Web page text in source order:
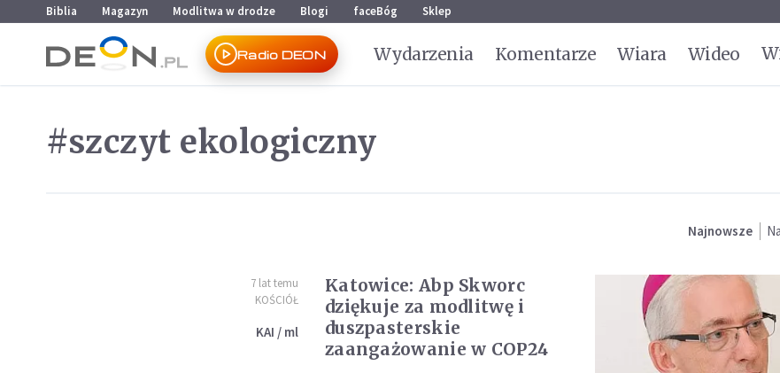
Przejdź do menu głównego
Przejdź do treści
Biblia Magazyn Modlitwa w drodze Blogi faceBóg Sklep
Radio DEON Wydarzenia Komentarze Wiara Wideo
#szczyt ekologiczny
Najnowsze
7 lat temu
KOŚCIÓŁ
KAI / ml
Katowice: Abp Skworc
dziękuje za modlitwę i
duszpasterskie
zaangażowanie w COP24